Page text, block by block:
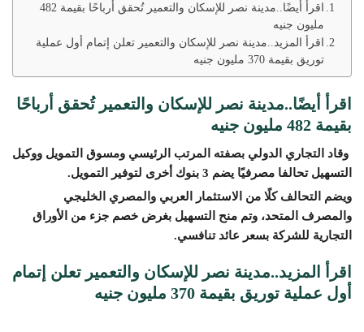
اقرأ أيضًا..مدينة نصر للإسكان والتعمير تُحقق أرباحًا بقيمة 482
مليون جنيه
اقرأ المزيد..مدينة نصر للإسكان والتعمير تعلن إتمام أول عملية
توريق بقيمة 370 مليون جنيه
اقرأ أيضًا..مدينة نصر للإسكان والتعمير تُحقق أرباحًا
بقيمة 482 مليون جنيه
وقاد التجاري الدولي بصفته المرتب الرئيسي ومسوق التمويل ووكيل
التسهيل تحالفا مصرفيًا يضم 3 بنوك أخرى لتوفير التمويل.
ويضم التحالف كلًا من الاستثمار العربي والمصري الخليجي
والمصرف المتحد، وتم منح التسهيل بغرض خصم جزء من الأوراق
التجارية للشركة بسعر عائد تنافسي.
اقرأ المزيد..مدينة نصر للإسكان والتعمير تعلن إتمام
أول عملية توريق بقيمة 370 مليون جنيه